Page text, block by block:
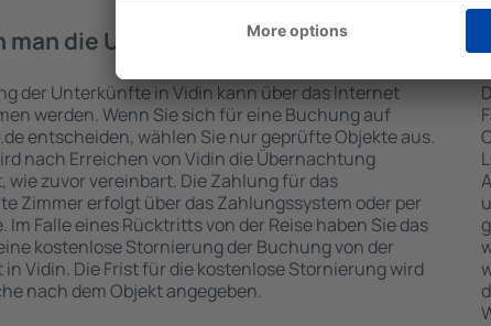
man die Unterkünfte in Vidin buchen?
der Unterkünfte in Vidin kann über das Internet
werden. Wenn Sie sich für eine Buchung auf
entscheiden, wählen Sie nur geprüfte Objekte aus.
nach Erreichen von Vidin die Übernachtung
wie zuvor vereinbart. Die Zahlung für das
Zimmer erfolgt über das Zahlungssystem oder per
Im Falle eines Rücktritts von der Reise haben Sie das
kostenlose Stornierung der Buchung von der
Vidin. Die Frist für die kostenlose Stornierung wird
nach dem Objekt angegeben.